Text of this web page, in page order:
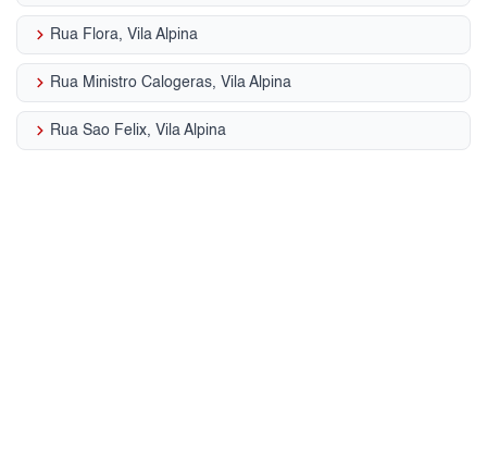
keyboard_arrow_right Rua Flora, Vila Alpina
keyboard_arrow_right Rua Ministro Calogeras, Vila Alpina
keyboard_arrow_right Rua Sao Felix, Vila Alpina